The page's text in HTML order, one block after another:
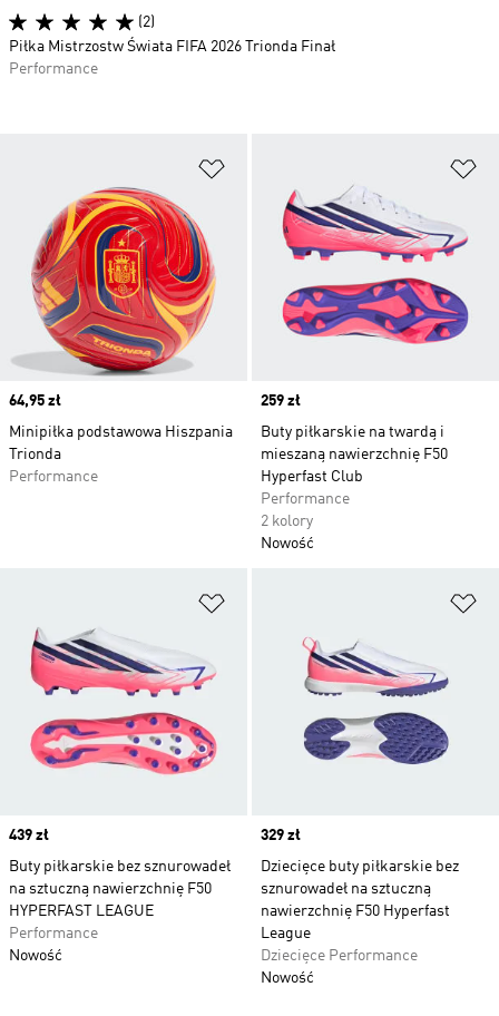
Price
64,95 zł
Minipiłka podstawowa Hiszpania
Trionda
Performance
Price
259 zł
Buty piłkarskie na twardą i
mieszaną nawierzchnię F50
Hyperfast Club
Performance
2 kolory
Nowość
Price
439 zł
Buty piłkarskie bez sznurowadeł
na sztuczną nawierzchnię F50
HYPERFAST LEAGUE
Performance
Nowość
Price
329 zł
Dziecięce buty piłkarskie bez
sznurowadeł na sztuczną
nawierzchnię F50 Hyperfast
League
Dziecięce Performance
Nowość
(2)
Piłka Mistrzostw Świata FIFA 2026 Trionda Finał
Performance